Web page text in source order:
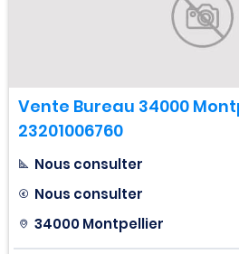
Vente Bureau 34000
23201006760
Nous consulter
Nous consulter
34000 Montpellier